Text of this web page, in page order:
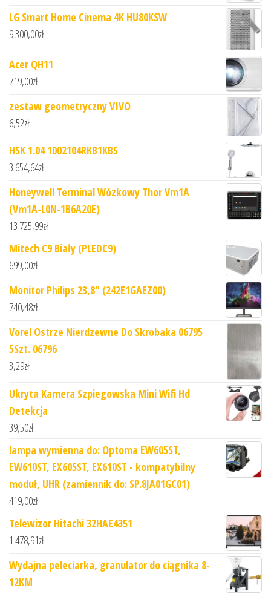
LG Smart Home Cinema 4K HU80KSW
9 300,00zł
Acer QH11
719,00zł
zestaw geometryczny VIVO
6,52zł
HSK 1.04 1002104RKB1KB5
3 654,64zł
Honeywell Terminal Wózkowy Thor Vm1A
(Vm1A-L0N-1B6A20E)
13 725,99zł
Mitech C9 Biały (PLEDC9)
699,00zł
Monitor Philips 23,8" (242E1GAEZ00)
740,48zł
Vorel Ostrze Nierdzewne Do Skrobaka 06795
5Szt. 06796
3,29zł
Ukryta Kamera Szpiegowska Mini Wifi Hd
Detekcja
39,50zł
lampa wymienna do: Optoma EW605ST,
EW610ST, EX605ST, EX610ST - kompatybilny
moduł, UHR (zamiennik do: SP.8JA01GC01)
419,00zł
Telewizor Hitachi 32HAE4351
1 478,91zł
Wydajna peleciarka, granulator do ciągnika 8-
12KM